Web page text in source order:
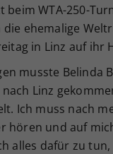
beim WTA-250-
die ehemalige
in Linz auf ihr
musste Belinda
nach Linz
Ich muss nach
hören und auf
alles dafür zu